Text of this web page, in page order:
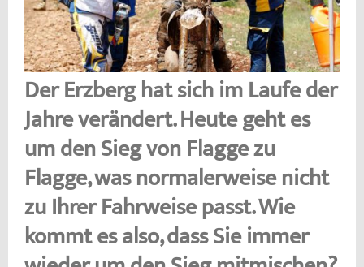
Der Erzberg hat sich im Laufe der
Jahre verändert. Heute geht es
um den Sieg von Flagge zu
Flagge, was normalerweise nicht
zu Ihrer Fahrweise passt. Wie
kommt es also, dass Sie immer